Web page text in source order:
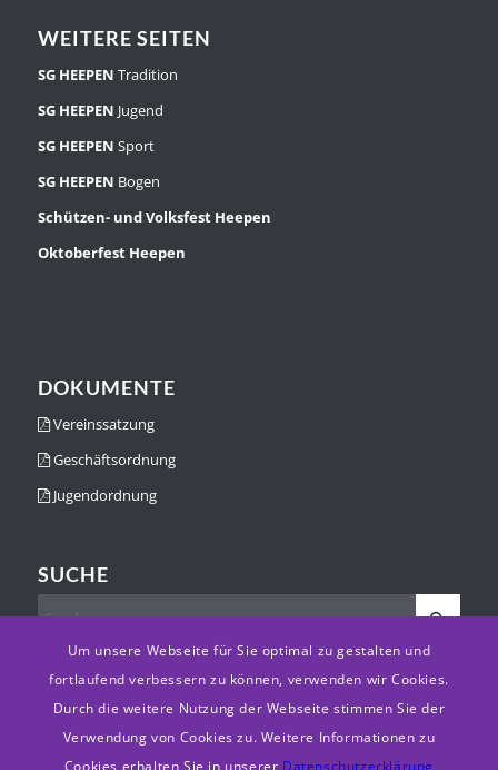
WEITERE SEITEN
SG HEEPEN Tradition
SG HEEPEN Jugend
SG HEEPEN Sport
SG HEEPEN Bogen
Schützen- und Volksfest Heepen
Oktoberfest Heepen
DOKUMENTE
Vereinssatzung
Geschäftsordnung
Jugendordnung
SUCHE
© Copyright - Schützengesellschaft des Amtes Heepen e.V.-Enfold
Um unsere Webseite für Sie optimal zu gestalten und
fortlaufend verbessern zu können, verwenden wir Cookies.
Durch die weitere Nutzung der Webseite stimmen Sie der
Verwendung von Cookies zu. Weitere Informationen zu
Cookies erhalten Sie in unserer Datenschutzerklärung